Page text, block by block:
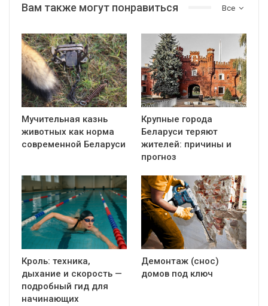
Все
Вам также могут понравиться
Мучительная казнь
животных как норма
современной Беларуси
Крупные города
Беларуси теряют
жителей: причины и
прогноз
Кроль: техника,
дыхание и скорость —
подробный гид для
начинающих
Демонтаж (снос)
домов под ключ